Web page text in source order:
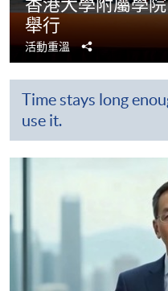
香港大學附屬學
舉行
活動重溫
分
享
Time stays long
use it.